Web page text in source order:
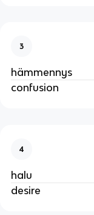
3
hämmennys
confusion
4
halu
desire